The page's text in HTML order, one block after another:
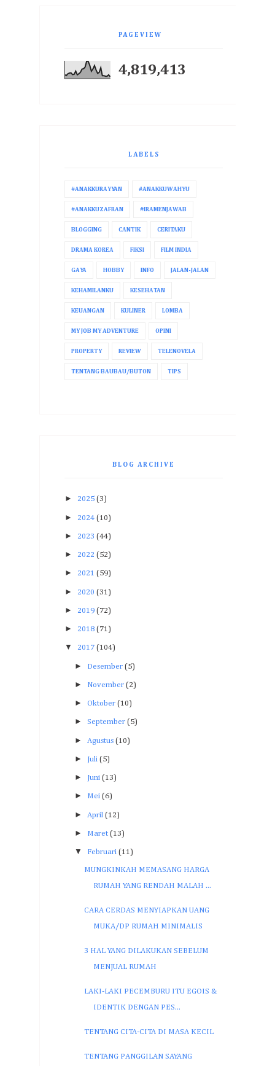
PAGEVIEW
4,819,413
LABELS
#ANAKKURAYYAN #ANAKKUWAHYU
#ANAKKUZAFRAN #IRAMENJAWAB
BLOGGING CANTIK CERITAKU
DRAMA KOREA FIKSI FILM INDIA
GAYA HOBBY INFO JALAN-JALAN
KEHAMILANKU KESEHATAN
KEUANGAN KULINER LOMBA
MY JOB MY ADVENTURE OPINI
PROPERTY REVIEW TELENOVELA
TENTANG BAUBAU/BUTON TIPS
BLOG ARCHIVE
► 2025 (3)
► 2024 (10)
► 2023 (44)
► 2022 (52)
► 2021 (59)
► 2020 (31)
► 2019 (72)
► 2018 (71)
▼ 2017 (104)
► Desember (5)
► November (2)
► Oktober (10)
► September (5)
► Agustus (10)
► Juli (5)
► Juni (13)
► Mei (6)
► April (12)
► Maret (13)
▼ Februari (11)
MUNGKINKAH MEMASANG HARGA
RUMAH YANG RENDAH MALAH ...
CARA CERDAS MENYIAPKAN UANG
MUKA/DP RUMAH MINIMALIS
3 HAL YANG DILAKUKAN SEBELUM
MENJUAL RUMAH
LAKI-LAKI PECEMBURU ITU EGOIS &
IDENTIK DENGAN PES...
TENTANG CITA-CITA DI MASA KECIL
TENTANG PANGGILAN SAYANG